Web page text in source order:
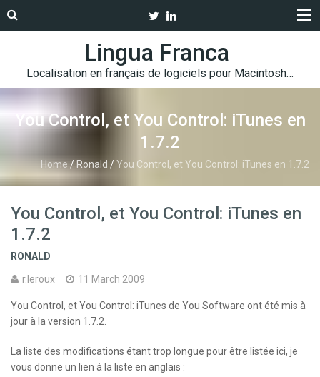
Lingua Franca
Localisation en français de logiciels pour Macintosh…
You Control, et You Control: iTunes en
1.7.2
Home/Ronald /You Control, et You Control: iTunes en 1.7.2
You Control, et You Control: iTunes en
1.7.2
RONALD
r.leroux
11 March 2009
You Control, et You Control: iTunes de You Software ont été mis à
jour à la version 1.7.2.
La liste des modifications étant trop longue pour être listée ici, je
vous donne un lien à la liste en anglais :